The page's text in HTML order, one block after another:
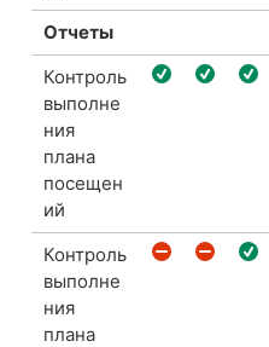
Отчеты
Контроль
выполне
ния
плана
посещен
ий
Контроль
выполне
ния
плана